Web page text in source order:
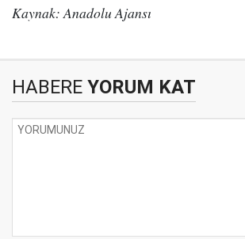
Kaynak: Anadolu Ajansı
HABERE YORUM KAT